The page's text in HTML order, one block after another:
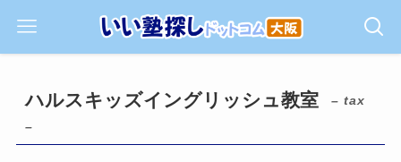
ハルスキッズイングリッシュ教室
– tax
–